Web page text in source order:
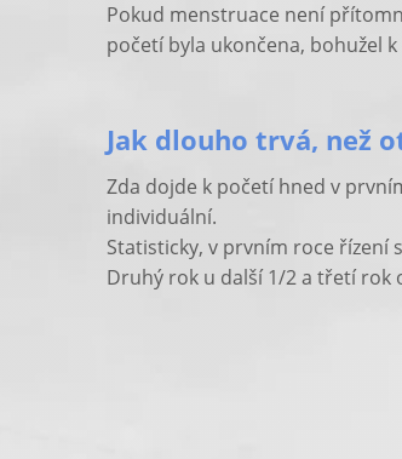
Pokud menstruace není
početí byla ukončena, bohužel
Jak dlouho trvá, než
Zda dojde k početí hned v
individuální.
Statisticky, v prvním roce řízení
Druhý rok u další 1/2 a třetí rok